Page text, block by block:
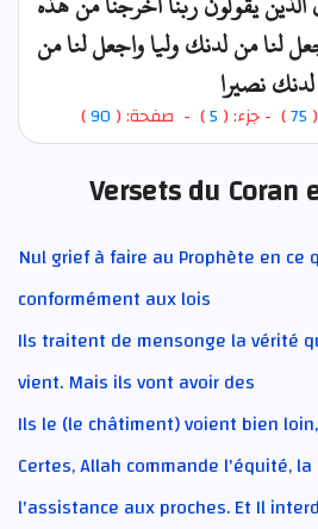
لنا من لدنك وليا واجعل لنا من
لدنك نصيرا
75
) - جزء: ( 5) - صفحة: (90
)
Versets du Coran
Nul grief à faire au Prophète en ce
conformément aux lois
Ils traitent de mensonge la vérité
vient. Mais ils vont avoir des
Ils le (le châtiment) voient bien loin,
Certes, Allah commande l'équité,
l'assistance aux proches. Et Il